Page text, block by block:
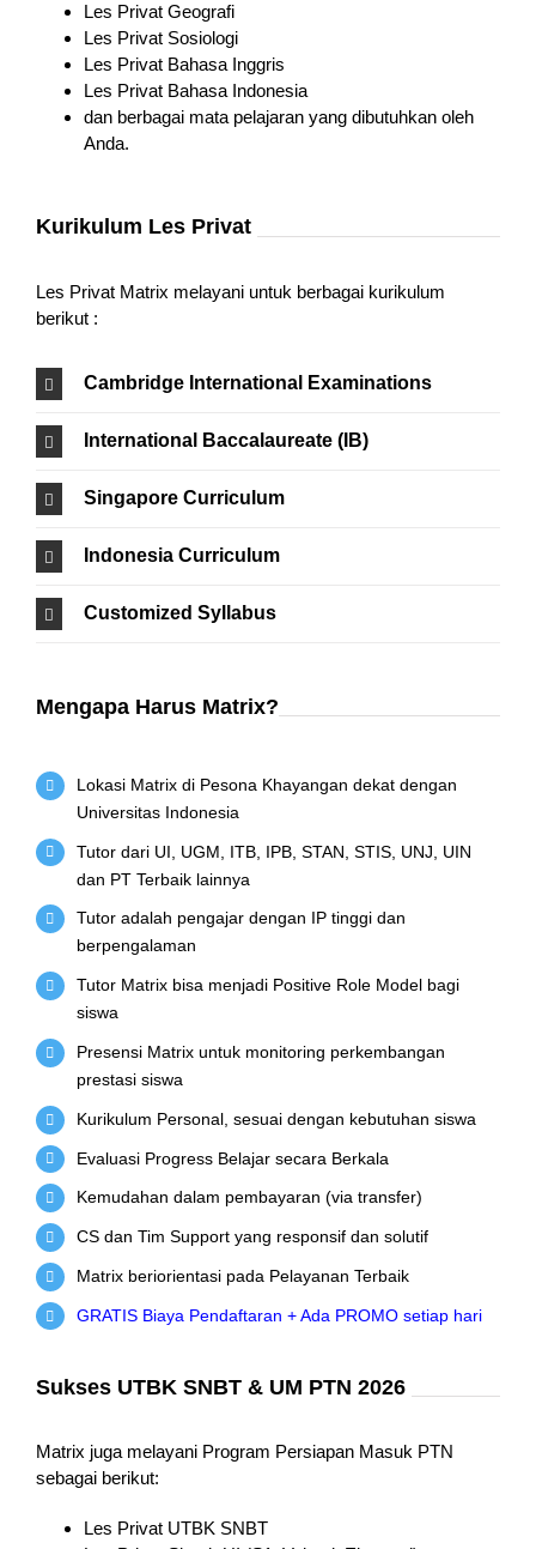
Les Privat Geografi
Les Privat Sosiologi
Les Privat Bahasa Inggris
Les Privat Bahasa Indonesia
dan berbagai mata pelajaran yang dibutuhkan oleh
Anda.
Kurikulum Les Privat
Les Privat Matrix melayani untuk berbagai kurikulum
berikut :
Cambridge International Examinations
International Baccalaureate (IB)
Singapore Curriculum
Indonesia Curriculum
Customized Syllabus
Mengapa Harus Matrix?
Lokasi Matrix di Pesona Khayangan dekat dengan
Universitas Indonesia
Tutor dari UI, UGM, ITB, IPB, STAN, STIS, UNJ, UIN
dan PT Terbaik lainnya
Tutor adalah pengajar dengan IP tinggi dan
berpengalaman
Tutor Matrix bisa menjadi Positive Role Model bagi
siswa
Presensi Matrix untuk monitoring perkembangan
prestasi siswa
Kurikulum Personal, sesuai dengan kebutuhan siswa
Evaluasi Progress Belajar secara Berkala
Kemudahan dalam pembayaran (via transfer)
CS dan Tim Support yang responsif dan solutif
Matrix beriorientasi pada Pelayanan Terbaik
GRATIS Biaya Pendaftaran + Ada PROMO setiap hari
Sukses UTBK SNBT & UM PTN 2026
Matrix juga melayani Program Persiapan Masuk PTN
sebagai berikut:
Les Privat UTBK SNBT